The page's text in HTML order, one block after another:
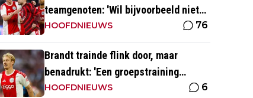
teamgenoten: 'Wil bijvoorbeeld niet
dat Mika te veel naar binnen komt'
HOOFDNIEUWS 76
Brandt trainde flink door, maar
benadrukt: 'Een groepstraining
nabootsen is toch vrij lastig in je
HOOFDNIEUWS 6